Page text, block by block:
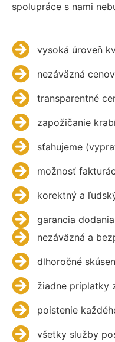
spolupráce s nami
vysoká úroveň
nezáväzná
transparentné
zapožičanie
sťahujeme
možnosť
korektný a
garancia
nezáväzná a
dlhoročné
žiadne príplatky
poistenie
všetky služby